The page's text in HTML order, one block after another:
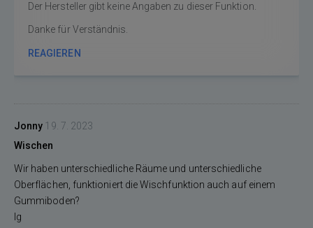
Der Hersteller gibt keine Angaben zu dieser Funktion.
Danke für Verständnis.
REAGIEREN
Jonny 19. 7. 2023
Wischen
Wir haben unterschiedliche Räume und unterschiedliche
Oberflächen, funktioniert die Wischfunktion auch auf einem
Gummiboden?
lg